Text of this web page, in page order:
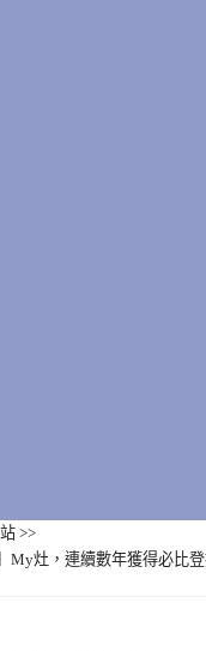
>>
My灶，連續數年獲得必比